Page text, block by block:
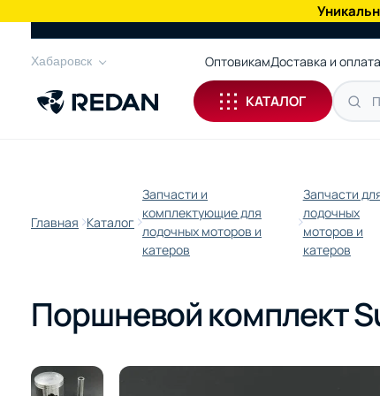
Хабаровск ОптовикамДоставка и оплата
КАТАЛОГ
Главная Каталог
Запчасти и
комплектующие для
лодочных моторов и
катеров
Запчасти
лодочных
моторов и
катеров
Поршневой комплект